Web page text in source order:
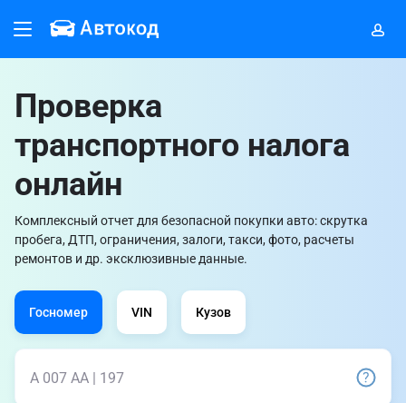
Проверка
транспортного налога
онлайн
Комплексный отчет для безопасной покупки авто: скрутка
пробега, ДТП, ограничения, залоги, такси, фото, расчеты
ремонтов и др. эксклюзивные данные.
Госномер VIN Кузов